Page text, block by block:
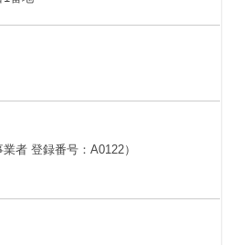
者 登録番号：A0122）